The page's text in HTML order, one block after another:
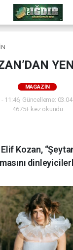
MAGAZİN
11:46, Güncelleme:
4675+ kez okundu.
Kozan,